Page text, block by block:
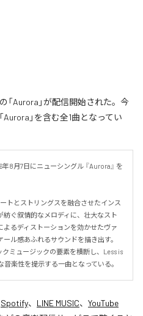
の「Aurora」が配信開始された。今
」を含む全1曲となってい
8月7日にニューシングル 『Aurora』 を
トとストリングスを融合させたインス
紡ぐ叙情的なメロディに、壮大なスト
るディストーションを効かせたヴァ
ル感あふれるサウンドを描き出す。
ミュージックの要素を横断し、Less is
楽性を提示する一曲となっている。
Spotify、 LINE MUSIC、 YouTube